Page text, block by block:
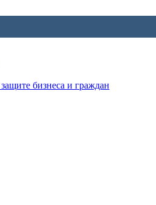
бизнеса и граждан